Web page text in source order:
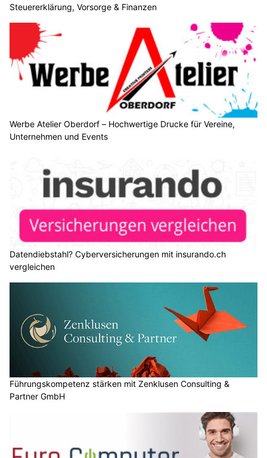
Steuererklärung, Vorsorge & Finanzen
Werbe Atelier Oberdorf – Hochwertige Drucke für Vereine,
Unternehmen und Events
Datendiebstahl? Cyberversicherungen mit insurando.ch
vergleichen
Führungskompetenz stärken mit Zenklusen Consulting &
Partner GmbH